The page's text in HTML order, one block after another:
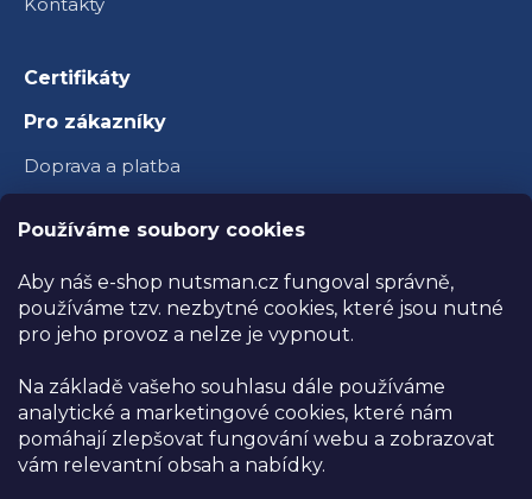
Používáme soubory cookies
Aby náš e-shop nutsman.cz fungoval správně,
používáme tzv. nezbytné cookies, které jsou nutné
pro jeho provoz a nelze je vypnout.
Na základě vašeho souhlasu dále používáme
analytické a marketingové cookies, které nám
pomáhají zlepšovat fungování webu a zobrazovat
vám relevantní obsah a nabídky.
Certifikáty
Pro zákazníky
Doprava a platba
Ambasador Nutsman
Obchodní podmínky
Reklamace a vrácení zboží
Ochrana osobních údajů